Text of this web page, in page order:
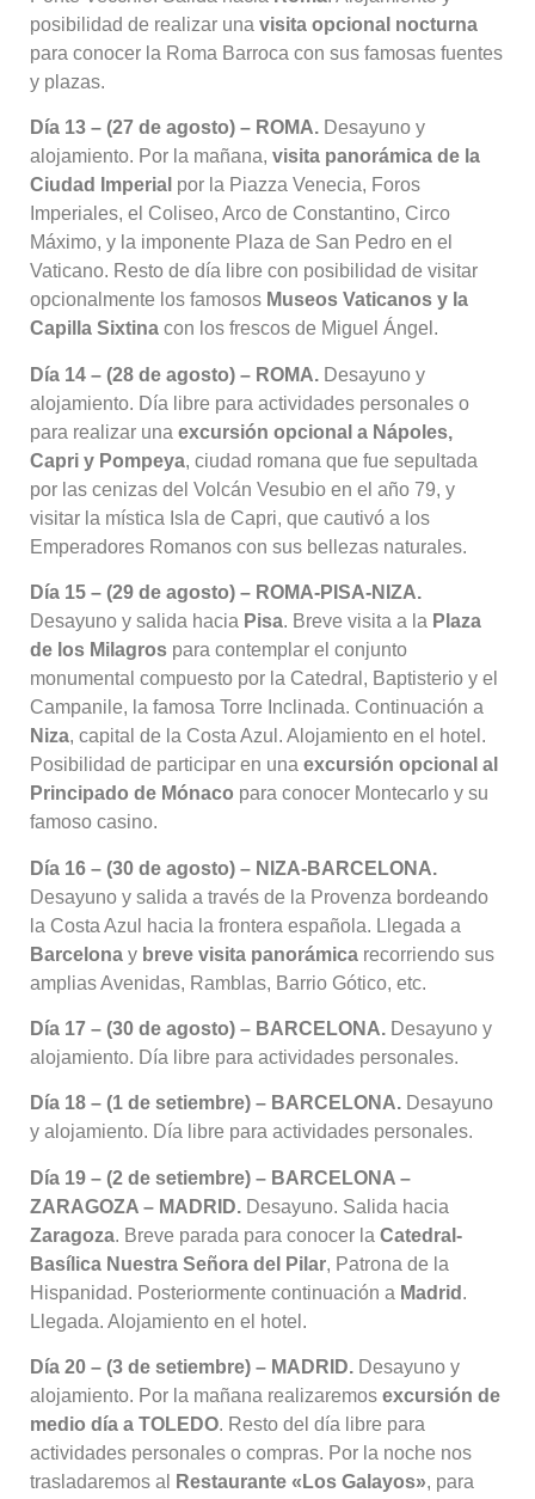
posibilidad de realizar una visita opcional nocturna
para conocer la Roma Barroca con sus famosas fuentes
y plazas.
Día 13 – (27 de agosto) – ROMA. Desayuno y
alojamiento. Por la mañana, visita panorámica de la
Ciudad Imperial por la Piazza Venecia, Foros
Imperiales, el Coliseo, Arco de Constantino, Circo
Máximo, y la imponente Plaza de San Pedro en el
Vaticano. Resto de día libre con posibilidad de visitar
opcionalmente los famosos Museos Vaticanos y la
Capilla Sixtina con los frescos de Miguel Ángel .
Día 14 – (28 de agosto) – ROMA. Desayuno y
alojamiento. Día libre para actividades personales o
para realizar una excursión opcional a Nápoles,
Capri y Pompeya, ciudad romana que fue sepultada
por las cenizas del Volcán Vesubio en el año 79, y
visitar la mística Isla de Capri, que cautivó a los
Emperadores Romanos con sus bellezas naturales.
Día 15 – (29 de agosto) – ROMA-PISA-NIZA.
Desayuno y salida hacia Pisa. Breve visita a la Plaza
de los Milagros para contemplar el conjunto
monumental compuesto por la Catedral, Baptisterio y el
Campanile, la famosa Torre Inclinada. Continuación a
Niza, capital de la Costa Azul . Alojamiento en el hotel .
Posibilidad de participar en una excursión opcional al
Principado de Mónaco para conocer Montecarlo y su
famoso casino.
Día 16 – (30 de agosto) – NIZA-BARCELONA.
Desayuno y salida a través de la Provenza bordeando
la Costa Azul hacia la frontera española. Llegada a
Barcelona y breve visita panorámica recorriendo sus
amplias Avenidas, Ramblas, Barrio Gótico, etc.
Día 17 – (30 de agosto) – BARCELONA. Desayuno y
alojamiento. Día libre para actividades personales.
Día 18 – (1 de setiembre) – BARCELONA. Desayuno
y alojamiento. Día libre para actividades personales.
Día 19 – (2 de setiembre) – BARCELONA –
ZARAGOZA – MADRID. Desayuno. Salida hacia
Zaragoza. Breve parada para conocer la Catedral-
Basílica Nuestra Señora del Pilar, Patrona de la
Hispanidad. Posteriormente continuación a Madrid .
Llegada. Alojamiento en el hotel .
Día 20 – (3 de setiembre) – MADRID. Desayuno y
alojamiento. Por la mañana realizaremos excursión de
medio día a TOLEDO. Resto del día libre para
actividades personales o compras. Por la noche nos
trasladaremos al
Restaurante «Los Galayos», para